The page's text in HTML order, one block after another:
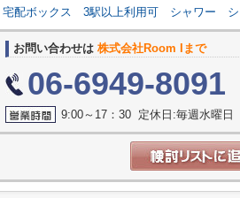
宅配ボックス 3駅以上利用可 シャワー
お問い合わせは 株式会社Room Iまで
06-6949-8091
9:00～17：30 定休日:毎週水曜日